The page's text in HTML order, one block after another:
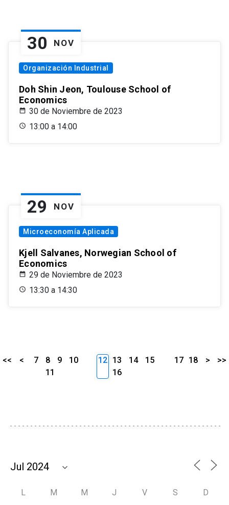
30 NOV
Organización Industrial
Doh Shin Jeon, Toulouse School of
Economics
30 de Noviembre de 2023
13:00 a 14:00
29 NOV
Microeconomía Aplicada
Kjell Salvanes, Norwegian School of
Economics
29 de Noviembre de 2023
13:30 a 14:30
<< < 7 8 9
10
11
12 13 14
15
16
17 18 > >>
L M M J V S D